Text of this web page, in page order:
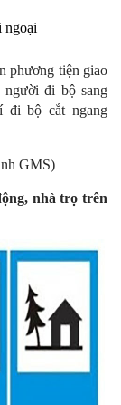
ngoại
phương tiện giao
người đi bộ sang
đi bộ cắt ngang
GMS)
nhà trọ trên